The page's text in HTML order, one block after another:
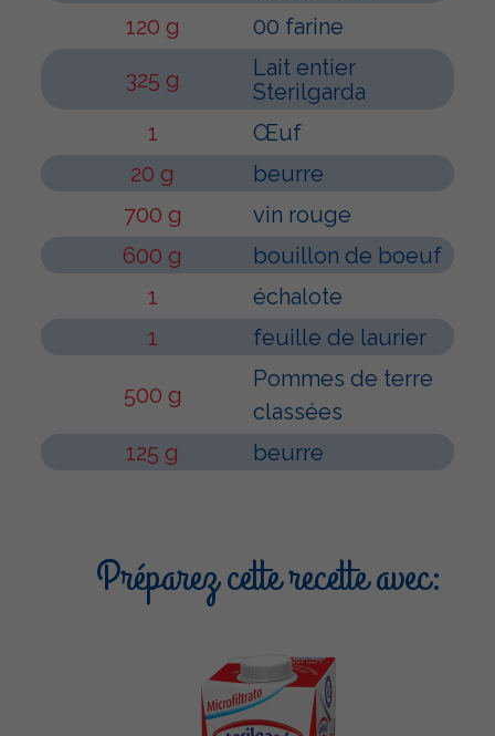
120 g
00 farine
325 g
Lait entier
Sterilgarda
1
Œuf
20 g
beurre
700 g
vin rouge
600 g
bouillon de boeuf
1
échalote
1
feuille de laurier
500 g
Pommes de terre
classées
125 g
beurre
Préparez cette recette avec: